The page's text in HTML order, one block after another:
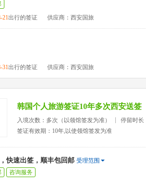
21出行的签证 供应商：西安国旅
31出行的签证 供应商：西安国旅
韩国个人旅游签证10年多次西安送签
入境次数：多次（以领馆签发为准）
停留时长
签证有效期：10年,以使领馆签发为准
快速出签，顺丰包回邮 受理范围
咨询服务